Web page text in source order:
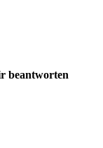
beantworten